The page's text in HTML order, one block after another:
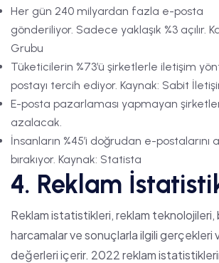
Her gün 240 milyardan fazla e-posta
gönderiliyor. Sadece yaklaşık %3 açılır.
Grubu
Tüketicilerin %73’ü şirketlerle iletişim
postayı tercih ediyor. Kaynak: Sabit
E-posta pazarlaması yapmayan
azalacak.
İnsanların %45’i doğrudan e-postalarını
bırakıyor. Kaynak: Statista
4. Reklam
Reklam istatistikleri, reklam
harcamalar ve sonuçlarla ilgili gerçekleri
değerleri içerir. 2022 reklam